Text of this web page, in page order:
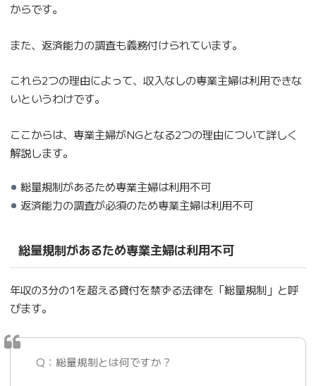
からです。
また、返済能力の調査も義務付けられています。
これら2つの理由によって、収入なしの専業主婦は利用できな
いというわけです。
ここからは、専業主婦がNGとなる2つの理由について詳しく
解説します。
総量規制があるため専業主婦は利用不可
返済能力の調査が必須のため専業主婦は利用不可
総量規制があるため専業主婦は利用不可
年収の3分の1を超える貸付を禁ずる法律を「総量規制」と呼
びます。
Q：総量規制とは何ですか？